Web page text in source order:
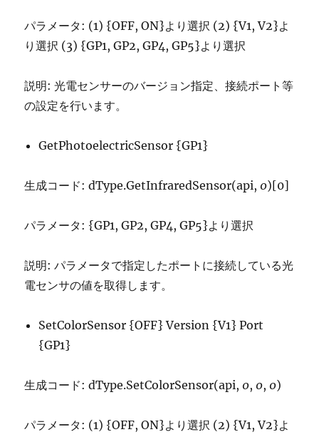
パラメータ: (1) {OFF, ON}より選択 (2) {V1, V2}よ
り選択 (3) {GP1, GP2, GP4, GP5}より選択
説明: 光電センサーのバージョン指定、接続ポート等
の設定を行います。
GetPhotoelectricSensor {GP1}
生成コード: dType.GetInfraredSensor(api,0)[0]
パラメータ: {GP1, GP2, GP4, GP5}より選択
説明: パラメータで指定したポートに接続している光
電センサの値を取得します。
SetColorSensor {OFF} Version {V1} Port
{GP1}
生成コード: dType.SetColorSensor(api,0,0,0)
パラメータ: (1) {OFF, ON}より選択 (2) {V1, V2}よ